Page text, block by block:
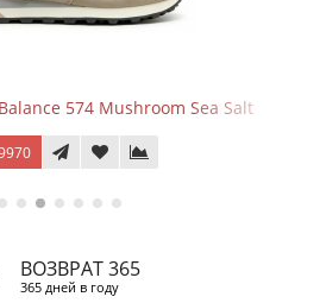
574 Mushroom Sea Salt
ВОЗВРАТ 365
365 дней в году